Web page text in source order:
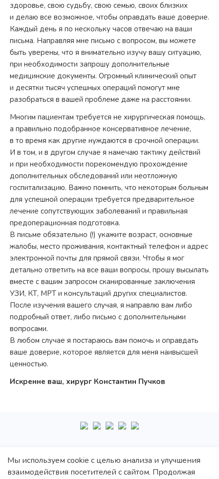
Мы используем cookie с целью анализа и улучшения
взаимодействия посетителей с сайтом. Продолжая
здоровье, свою судьбу, свою семью, своих близких
и делаю все возможное, чтобы оправдать ваше доверие.
Каждый день я по нескольку часов отвечаю на ваши
письма. Направляя мне письмо с вопросом, вы можете
быть уверены, что я внимательно изучу вашу ситуацию,
при необходимости запрошу дополнительные
медицинские документы. Огромный клинический опыт
и десятки тысяч успешных операций помогут мне
разобраться в вашей проблеме даже на расстоянии.
Многим пациентам требуется не хирургическая помощь,
а правильно подобранное консервативное лечение,
в то время как другие нуждаются в срочной операции.
И в том, и в другом случае я намечаю тактику действий
и при необходимости порекомендую прохождение
дополнительных обследований или неотложную
госпитализацию. Важно помнить, что некоторым больным
для успешной операции требуется предварительное
лечение сопутствующих заболеваний и правильная
предоперационная подготовка.
В письме обязательно (!) укажите возраст, основные
жалобы, место проживания, контактный телефон и адрес
электронной почты для прямой связи. Чтобы я мог
детально ответить на все ваши вопросы, прошу высылать
вместе с вашим запросом сканированные заключения
УЗИ, КТ, МРТ и консультаций других специалистов.
После изучения вашего случая, я направлю вам либо
подробный ответ, либо письмо с дополнительными
вопросами.
В любом случае я постараюсь вам помочь и оправдать
ваше доверие, которое является для меня наивысшей
ценностью.
Искренне ваш, хирург Константин Пучков
+7 495 222-10-87
Политика обработки персональных данных